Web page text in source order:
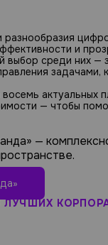
разнообразия
и
выбор среди них
— чтобы
—
ЛУЧШИХ